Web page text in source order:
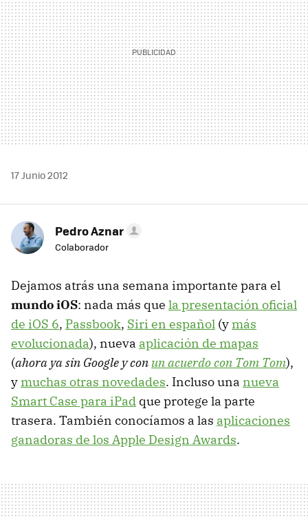
17 Junio 2012
Pedro Aznar
Colaborador
Dejamos atrás una semana importante para el
mundo iOS: nada más que la presentación oficial
de iOS 6, Passbook, Siri en español (y más
evolucionada), nueva aplicación de mapas
(ahora ya sin Google y con un acuerdo con Tom Tom),
y muchas otras novedades. Incluso una nueva
Smart Case para iPad que protege la parte
trasera. También conocíamos a las aplicaciones
ganadoras de los Apple Design Awards.